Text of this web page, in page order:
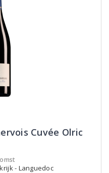
Cuvée Olric
- Languedoc